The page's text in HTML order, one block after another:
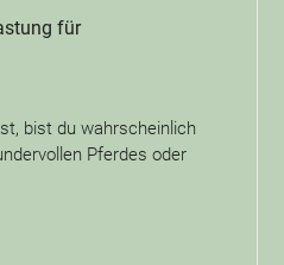
für
bist du wahrscheinlich
Pferdes oder